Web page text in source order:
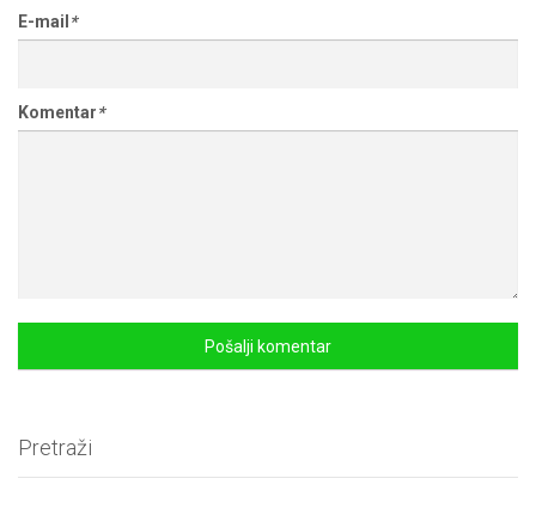
E-mail *
Komentar*
Pretraži